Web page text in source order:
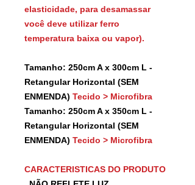
elasticidade, para desamassar
você deve utilizar ferro
temperatura baixa ou vapor).
Tamanho: 250cm A x 300cm L -
Retangular Horizontal (SEM
ENMENDA) Tecido > Microfibra
Tamanho: 250cm A x 350cm L -
Retangular Horizontal (SEM
ENMENDA) Tecido > Microfibra
CARACTERISTICAS DO PRODUTO